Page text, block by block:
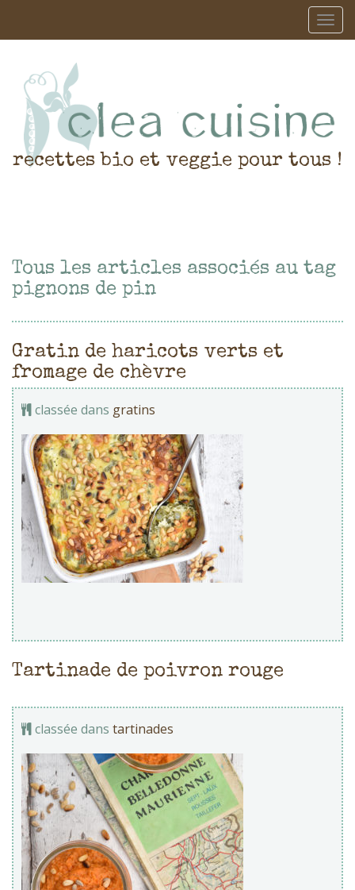
recettes bio et veggie pour tous !
Tous les articles associés au tag
pignons de pin
Gratin de haricots verts et
fromage de chèvre
classée dans gratins
Tartinade de poivron rouge
classée dans tartinades